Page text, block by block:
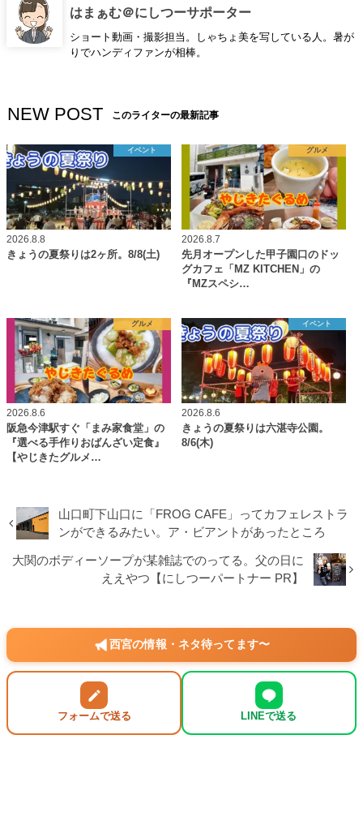
はまぁむ＠にしつーサポーター
ショート動画・撮影担当。しゃちょ美を写している人。暑が
りでハンディファンが相棒。
NEW POST このライターの最新記事
イベント
2026.8.8
きょうの夏祭りは2ヶ所。8/8(土)
グルメ
2026.8.7
先月オープンした甲子園口のドッ
グカフェ「MZ KITCHEN」の
『MZスペシ…
グルメ
2026.8.6
阪急今津駅すぐ「まみ家食堂」の
『選べる手作りおばんざい定食』
【やじきたグルメ…
イベント
2026.8.6
きょうの夏祭りは六湛寺公園。
8/6(木)
山口町下山口に「FROG CAFE」ってカフェレストラ
ンができるみたい。ア・ビアントがあったところ
大関のボディーソープが某雑誌でのってる。父の日に
ええやつ【にしつーパートナー PR】
西宮の情報・ネタ待ってます〜
フォームで送る LINEで送る